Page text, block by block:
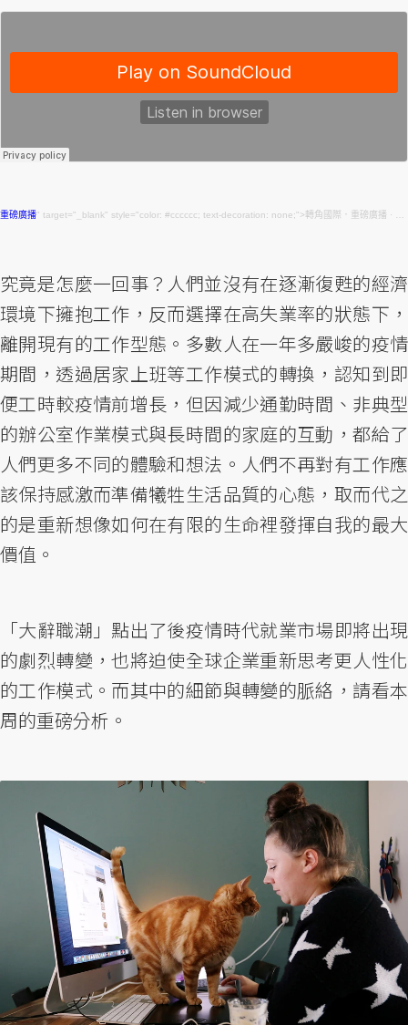
重磅廣播" target="_blank" style="color: #cccccc; text-decoration: none;">轉角國際．重磅廣播 ·
究竟是怎麼一回事？人們並沒有在逐漸復甦的經濟
環境下擁抱工作，反而選擇在高失業率的狀態下，
離開現有的工作型態。多數人在一年多嚴峻的疫情
期間，透過居家上班等工作模式的轉換，認知到即
便工時較疫情前增長，但因減少通勤時間、非典型
的辦公室作業模式與長時間的家庭的互動，都給了
人們更多不同的體驗和想法。人們不再對有工作應
該保持感激而準備犧牲生活品質的心態，取而代之
的是重新想像如何在有限的生命裡發揮自我的最大
價值。
「大辭職潮」點出了後疫情時代就業市場即將出現
的劇烈轉變，也將迫使全球企業重新思考更人性化
的工作模式。而其中的細節與轉變的脈絡，請看本
周的重磅分析。